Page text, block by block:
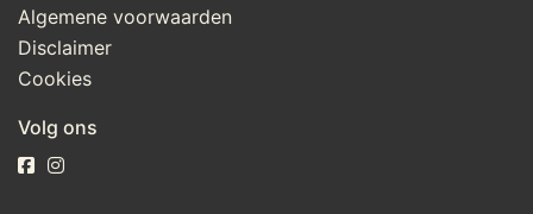
Algemene voorwaarden
Disclaimer
Cookies
Volg ons